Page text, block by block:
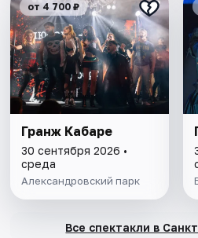
от 4 700 ₽
Гранж Кабаре
30 сентября 2026 •
среда
Александровский парк
Все спектакли в